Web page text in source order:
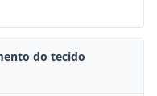
do tecido